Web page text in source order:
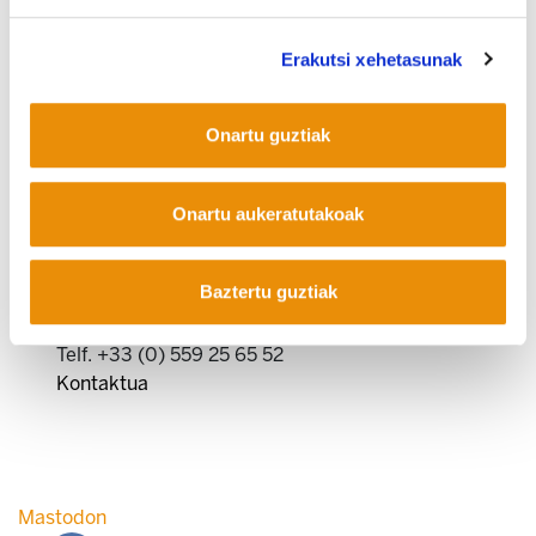
Erakutsi xehetasunak
Onartu guztiak
Onartu aukeratutakoak
Baztertu guztiak
WEB MAPA
IRISGARRITASUNA
Barrainkua 13 - 48009 Bilbo -
Telf. +34 94 403 77 99
Corderliers karrika 20 - 64100 Baiona -
Telf. +33 (0) 559 25 65 52
Kontaktua
Mastodon